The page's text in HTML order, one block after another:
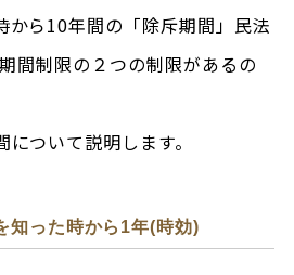
ら10年間の「除斥期間」民法
間制限の２つの制限があるの
ついて説明します。
った時から1年(時効)